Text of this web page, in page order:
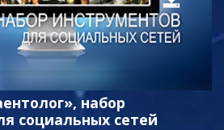
набор
социальных сетей